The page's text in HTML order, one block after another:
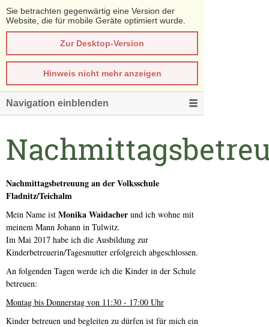
Sie betrachten gegenwärtig eine Version der
Website, die für mobile Geräte optimiert wurde.
Zur Desktop-Version
Hinweis nicht mehr anzeigen
Navigation einblenden
Nachmittagsbetreuung an der Volksschule
Fladnitz/Teichalm
Mein Name ist Monika Waidacher und ich wohne mit
meinem Mann Johann in Tulwitz.
Im Mai 2017 habe ich die Ausbildung zur
Kinderbetreuerin/Tagesmutter erfolgreich abgeschlossen.
An folgenden Tagen werde ich die Kinder in der Schule
betreuen:
Montag bis Donnerstag von 11:30 - 17:00 Uhr
Kinder betreuen und begleiten zu dürfen ist für mich ein